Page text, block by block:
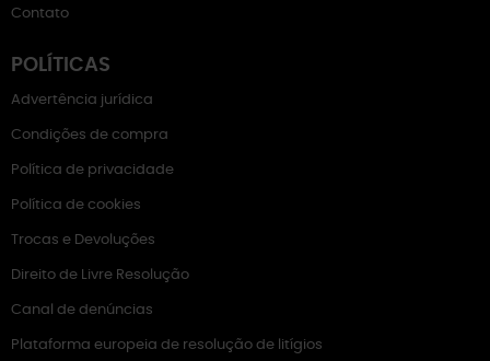
Contato
POLÍTICAS
Advertência jurídica
Condições de compra
Política de privacidade
Política de cookies
Trocas e Devoluções
Direito de Livre Resolução
Canal de denúncias
Plataforma europeia de resolução de litígios